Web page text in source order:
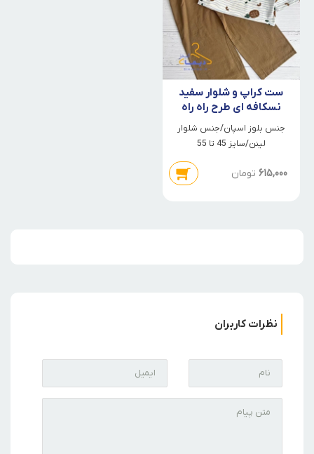
ست کراپ و شلوار سفید
نسکافه ای طرح راه راه
آناناس
جنس بلوز اسپان/جنس شلوار
لینن/سایز 45 تا 55
615,000 تومان
نظرات کاربران